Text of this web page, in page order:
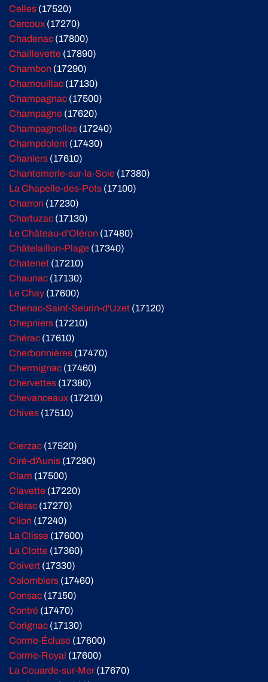
Celles (17520)
Cercoux (17270)
Chadenac (17800)
Chaillevette (17890)
Chambon (17290)
Chamouillac (17130)
Champagnac (17500)
Champagne (17620)
Champagnolles (17240)
Champdolent (17430)
Chaniers (17610)
Chantemerle-sur-la-Soie (17380)
La Chapelle-des-Pots (17100)
Charron (17230)
Chartuzac (17130)
Le Château-d'Oléron (17480)
Châtelaillon-Plage (17340)
Chatenet (17210)
Chaunac (17130)
Le Chay (17600)
Chenac-Saint-Seurin-d'Uzet (17120)
Chepniers (17210)
Chérac (17610)
Cherbonnières (17470)
Chermignac (17460)
Chervettes (17380)
Chevanceaux (17210)
Chives (17510)
Cierzac (17520)
Ciré-d'Aunis (17290)
Clam (17500)
Clavette (17220)
Clérac (17270)
Clion (17240)
La Clisse (17600)
La Clotte (17360)
Coivert (17330)
Colombiers (17460)
Consac (17150)
Contré (17470)
Corignac (17130)
Corme-Écluse (17600)
Corme-Royal (17600)
La Couarde-sur-Mer(17670)